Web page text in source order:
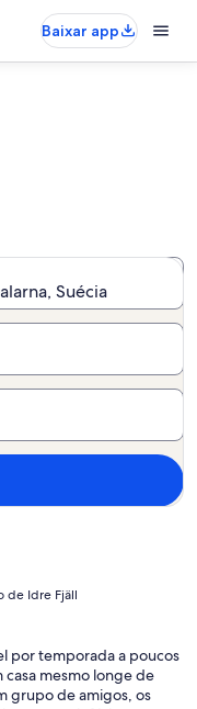
Baixar app
Suécia
de Idre Fjäll
por temporada a poucos
mesmo longe de
grupo de amigos, os